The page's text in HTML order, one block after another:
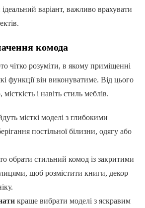
варіант, важливо врахувати
комода
чітко розуміти, в якому приміщенні
функції він виконуватиме. Від цього
і навіть стиль меблів.
місткі моделі з глибокими
постільної білизни, одягу або
обрати стильний комод із закритими
щоб розмістити книги, декор
краще вибрати моделі з яскравим